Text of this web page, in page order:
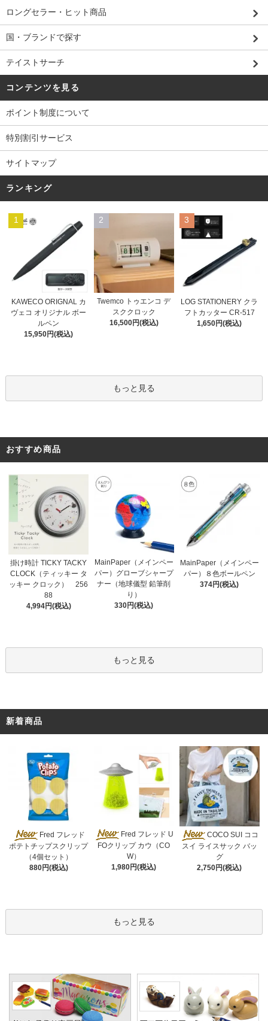
ロングセラー・ヒット商品
国・ブランドで探す
テイストサーチ
コンテンツを見る
ポイント制度について
特別割引サービス
サイトマップ
ランキング
1
KAWECO ORIGNAL カ
ヴェコ オリジナル ボー
ルペン
15,950円(税込)
2
Twemco トゥエンコ デ
スククロック
16,500円(税込)
3
LOG STATIONERY クラ
フトカッター CR-517
1,650円(税込)
もっと見る
おすすめ商品
掛け時計 TICKY TACKY
CLOCK（ティッキー タ
ッキー クロック） 256
88
4,994円(税込)
MainPaper（メインペー
パー）グローブシャープ
ナー（地球儀型 鉛筆削
り）
330円(税込)
MainPaper（メインペー
パー）８色ボールペン
374円(税込)
もっと見る
新着商品
Fred フレッド
ポテトチップスクリップ
（4個セット）
880円(税込)
Fred フレッド U
FOクリップ カウ（CO
W）
1,980円(税込)
COCO SUI ココ
スイ ライスサック バッ
グ
2,750円(税込)
もっと見る